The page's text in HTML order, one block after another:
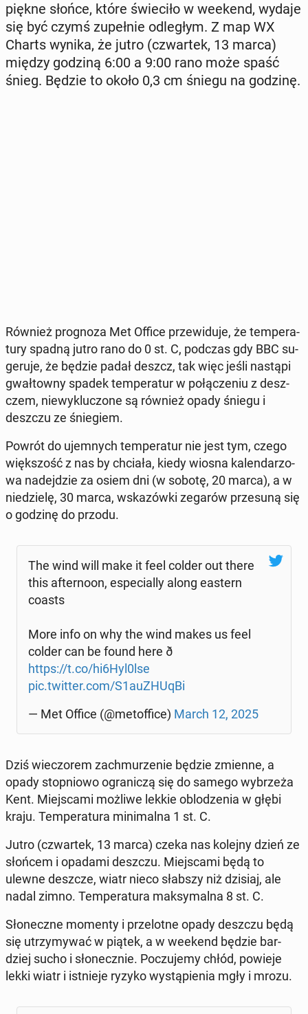
piękne słońce, które świe­ci­ło w weekend, wydaje
się być czymś zu­peł­nie od­le­głym. Z map WX
Charts wynika, że jutro (czwar­tek, 13 marca)
między godziną 6:00 a 9:00 rano może spaść
śnieg. Będzie to około 0,3 cm śniegu na godzinę.
Również pro­gno­za Met Office prze­wi­du­je, że tem­pe­ra­
tu­ry spadną jutro rano do 0 st. C, podczas gdy BBC su­
ge­ru­je, że będzie padał deszcz, tak więc jeśli nastąpi
gwał­tow­ny spadek tem­pe­ra­tur w po­łą­cze­niu z desz­
czem, nie­wy­klu­czo­ne są również opady śniegu i
deszczu ze śnie­giem.
Powrót do ujem­nych tem­pe­ra­tur nie jest tym, czego
więk­szość z nas by chciała, kiedy wiosna ka­len­da­rzo­
wa na­dej­dzie za osiem dni (w sobotę, 20 marca), a w
nie­dzie­lę, 30 marca, wska­zów­ki zegarów prze­su­ną się
o godzinę do przodu.
The wind will make it feel colder out there
this after­no­on, espe­cial­ly along eastern
coasts
More info on why the wind makes us feel
colder can be found here ð
https://t.co/hi6Hyl0lse
pic.twitter.com/S1au­ZHU­qBi
— Met Office (@me­tof­fi­ce) March 12, 2025
Dziś wie­czo­rem za­chmu­rze­nie będzie zmienne, a
opady stop­nio­wo ogra­ni­czą się do samego wy­brze­ża
Kent. Miej­sca­mi możliwe lekkie ob­lo­dze­nia w głębi
kraju. Tem­pe­ra­tu­ra mi­ni­mal­na 1 st. C.
Jutro (czwar­tek, 13 marca) czeka nas kolejny dzień ze
słońcem i opadami deszczu. Miej­sca­mi będą to
ulewne deszcze, wiatr nieco słabszy niż dzisiaj, ale
nadal zimno. Tem­pe­ra­tu­ra mak­sy­mal­na 8 st. C.
Sło­necz­ne momenty i prze­lot­ne opady deszczu będą
się utrzy­my­wać w piątek, a w weekend będzie bar­
dziej sucho i sło­necz­nie. Po­czu­je­my chłód, powieje
lekki wiatr i ist­nie­je ryzyko wy­stą­pie­nia mgły i mrozu.